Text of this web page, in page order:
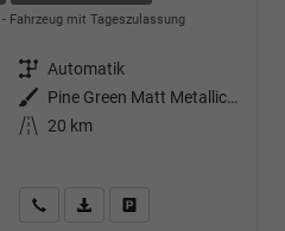
Fahrzeug mit Tageszulassung
Getriebe Automatik
Außenfarbe
Pine Green Matt Metallic ()
Kilometerstand
20 km
Kontakt & Angebot anfordern
PDF-Datei, Fahrzeugexposé